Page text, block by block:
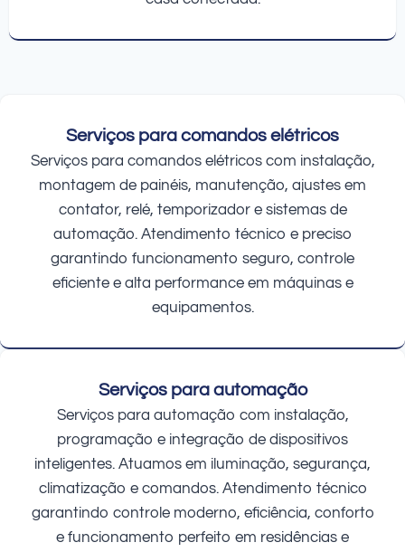
Serviços para comandos elétricos
Serviços para comandos elétricos com instalação,
montagem de painéis, manutenção, ajustes em
contator, relé, temporizador e sistemas de
automação. Atendimento técnico e preciso
garantindo funcionamento seguro, controle
eficiente e alta performance em máquinas e
equipamentos.
Serviços para automação
Serviços para automação com instalação,
programação e integração de dispositivos
inteligentes. Atuamos em iluminação, segurança,
climatização e comandos. Atendimento técnico
garantindo controle moderno, eficiência, conforto
e funcionamento perfeito em residências e